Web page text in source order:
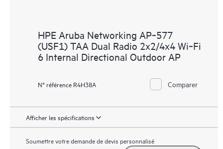
HPE Aruba Networking AP‑577
(USF1) TAA Dual Radio 2x2/4x4 Wi‑Fi
6 Internal Directional Outdoor AP
N° référence R4H38A Comparer
Afficher les spécifications
Soumettre votre demande de devis personnalisé